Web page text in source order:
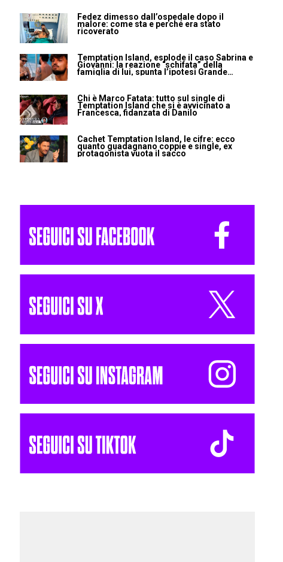
Fedez dimesso dall’ospedale dopo il
malore: come sta e perché era stato
ricoverato
Temptation Island, esplode il caso Sabrina e
Giovanni: la reazione “schifata” della
famiglia di lui, spunta l’ipotesi Grande
Chi è Marco Fatata: tutto sul single di
Temptation Island che si è avvicinato a
Francesca, fidanzata di Danilo
Cachet Temptation Island, le cifre: ecco
quanto guadagnano coppie e single, ex
protagonista vuota il sacco